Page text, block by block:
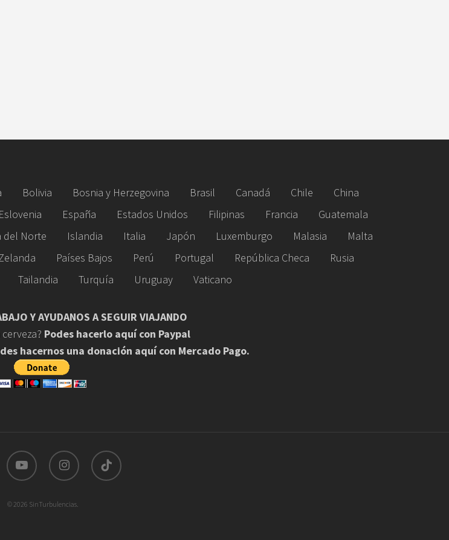
Bolivia Bosnia y Herzegovina Brasil Canadá Chile
China
Eslovenia España Estados Unidos Filipinas Francia
Guatemala
del Norte Islandia Italia Japón Luxemburgo Malasia
Malta
Países Bajos Perú Portugal República Checa
Rusia
Tailandia Turquía Uruguay Vaticano
Y AYUDANOS A SEGUIR VIAJANDO
Podes hacerlo aquí con Paypal
hacernos una donación aquí con Mercado Pago.
youtube instagram tiktok
© 2026 SinTurbulencias.